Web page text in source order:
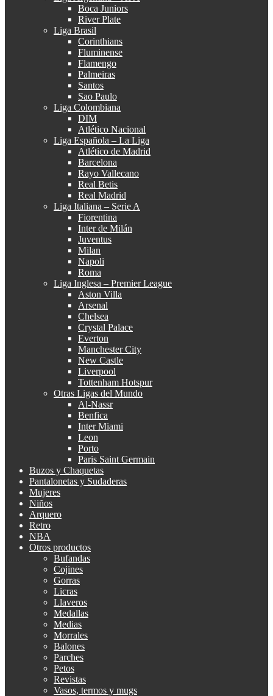
Boca Juniors
River Plate
Liga Brasil
Corinthians
Fluminense
Flamengo
Palmeiras
Santos
Sao Paulo
Liga Colombiana
DIM
Atlético Nacional
Liga Española – La Liga
Atlético de Madrid
Barcelona
Rayo Vallecano
Real Betis
Real Madrid
Liga Italiana – Serie A
Fiorentina
Inter de Milán
Juventus
Milan
Napoli
Roma
Liga Inglesa – Premier League
Aston Villa
Arsenal
Chelsea
Crystal Palace
Everton
Manchester City
New Castle
Liverpool
Tottenham Hotspur
Otras Ligas del Mundo
Al-Nassr
Benfica
Inter Miami
Leon
Porto
Paris Saint Germain
Buzos y Chaquetas
Pantalonetas y Sudaderas
Mujeres
Niños
Arquero
Retro
NBA
Otros productos
Bufandas
Cojines
Gorras
Licras
Llaveros
Medallas
Medias
Morrales
Balones
Parches
Petos
Revistas
Vasos, termos y mugs